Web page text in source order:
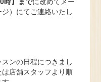
時】までに改めてメー
）にてご連絡いたし
ンの日程につきまし
店舗スタッフより順